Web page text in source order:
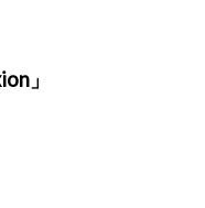
」